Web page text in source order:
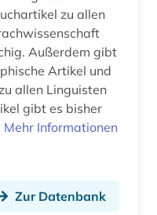
zu allen
Außerdem gibt
Artikel und
allen Linguisten
gibt es bisher
Mehr Informationen
Zur Datenbank